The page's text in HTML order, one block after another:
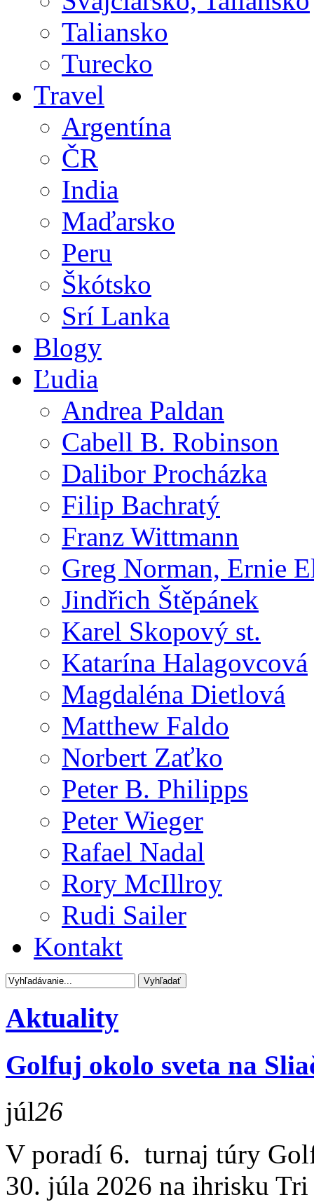
Taliansko
Turecko
Travel
Argentína
ČR
India
Maďarsko
Peru
Škótsko
Srí Lanka
Blogy
Ľudia
Andrea Paldan
Cabell B. Robinson
Dalibor Procházka
Filip Bachratý
Franz Wittmann
Greg Norman, Ernie
Jindřich Štěpánek
Karel Skopový st.
Katarína Halagovcová
Magdaléna Dietlová
Matthew Faldo
Norbert Zaťko
Peter B. Philipps
Peter Wieger
Rafael Nadal
Rory McIllroy
Rudi Sailer
Kontakt
Aktuality
Golfuj okolo sveta na
júl26
V poradí 6. turnaj túry
30. júla 2026 na ihrisku